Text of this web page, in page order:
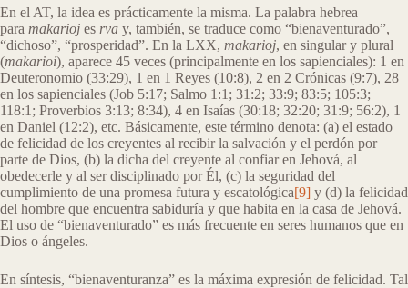
En el AT, la idea es prácticamente la misma. La palabra hebrea
para makarioj es rva y, también, se traduce como “bienaventurado”,
“dichoso”, “prosperidad”. En la LXX, makarioj, en singular y plural
(makarioi), aparece 45 veces (principalmente en los sapienciales): 1 en
Deuteronomio (33:29), 1 en 1 Reyes (10:8), 2 en 2 Crónicas (9:7), 28
en los sapienciales (Job 5:17; Salmo 1:1; 31:2; 33:9; 83:5; 105:3;
118:1; Proverbios 3:13; 8:34), 4 en Isaías (30:18; 32:20; 31:9; 56:2), 1
en Daniel (12:2), etc. Básicamente, este término denota: (a) el estado
de felicidad de los creyentes al recibir la salvación y el perdón por
parte de Dios, (b) la dicha del creyente al confiar en Jehová, al
obedecerle y al ser disciplinado por Él, (c) la seguridad del
cumplimiento de una promesa futura y escatológica[9] y (d) la felicidad
del hombre que encuentra sabiduría y que habita en la casa de Jehová.
El uso de “bienaventurado” es más frecuente en seres humanos que en
Dios o ángeles.
En síntesis, “bienaventuranza” es la máxima expresión de felicidad. Tal